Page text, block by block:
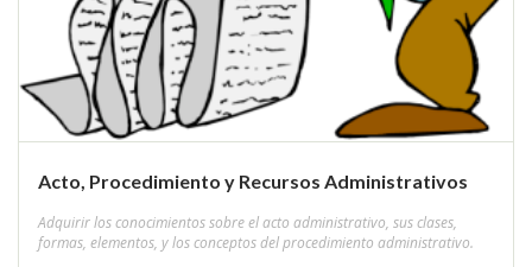
Acto, Procedimiento y Recursos Administrativos
Adquirir los conocimientos sobre el acto administrativo, sus clases,
formas, elementos, y los conceptos del procedimiento administrativo.